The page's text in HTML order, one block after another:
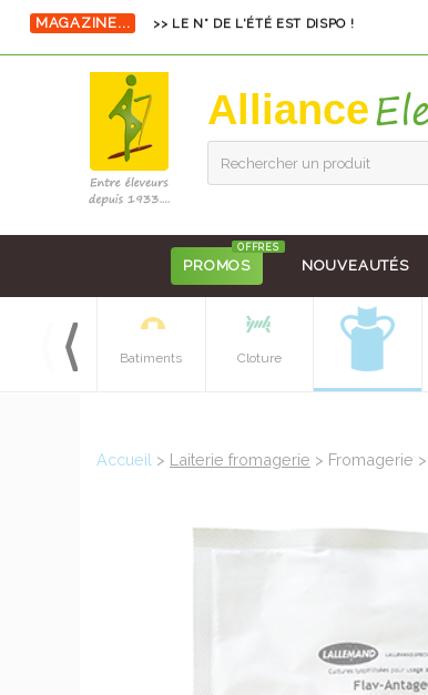
MAGAZINE... >> LE N° DE L'ÉTÉ EST DISPO !
Alliance
Rechercher un produit
PROMOS
OFFRES
NOUVEAUTÉS
Equipements
Batiments Cloture
Accueil > Laiterie fromagerie > Fromagerie >